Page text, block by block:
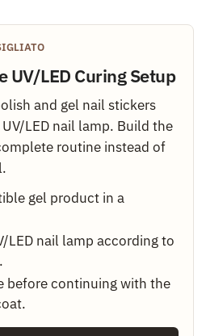
UV/LED Curing Setup
and gel nail stickers
LED nail lamp. Build the
routine instead of
gel product in a
LED nail lamp according to
before continuing with the